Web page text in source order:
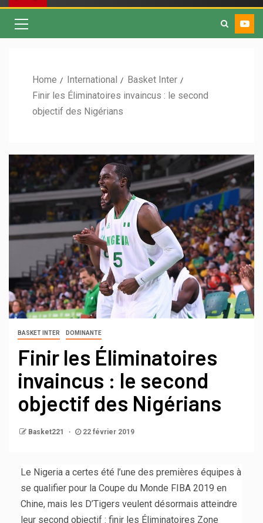
Home International
Basket Inter
Finir les Éliminatoires invaincus : le second
objectif des Nigérians
BASKET INTER DOMINANTE
Finir les Éliminatoires
invaincus : le second
objectif des Nigérians
Basket221 22 février 2019
Le Nigeria a certes été l’une des premières équipes à
se qualifier pour la Coupe du Monde FIBA 2019 en
Chine, mais les D’Tigers veulent désormais atteindre
leur second objectif : finir les Éliminatoires Zone